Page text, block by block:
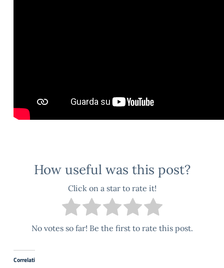
How useful was this post?
Click on a star to rate it!
No votes so far! Be the first to rate this post.
Correlati